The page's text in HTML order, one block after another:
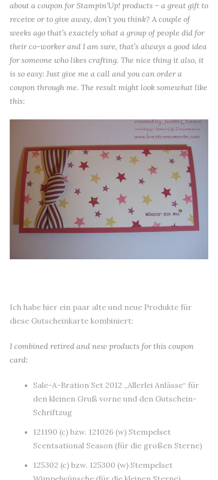
about a coupon for Stampin’Up! products – a great gift to
receive or to give away, don’t you think? A couple of
weeks ago that’s exactely what a group of people did for
their co-worker and I am sure, that’s always a good idea
for someone who likes crafting. The nice thing it also, it
is so easy: Just give me a call and you can order a
coupon through me. The result might look somewhat like
this:
Ich habe hier ein paar alte und neue Produkte für
diese Gutscheinkarte kombiniert:
I combined retired and new products for this coupon
card:
Sale-A-Bration Set 2012 „Allerlei Anlässe“ für
den kleinen Gruß vorne und den Gutschein-
Schriftzug
121190 (c) bzw. 121026 (w) Stempelset
Scentsational Season (für die großen Sterne)
125302 (c) bzw. 125300 (w) Stempelset